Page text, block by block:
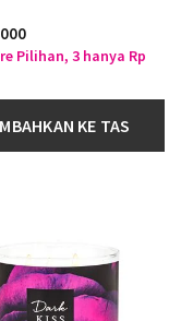
Pilihan, 3 hanya Rp
KE TAS